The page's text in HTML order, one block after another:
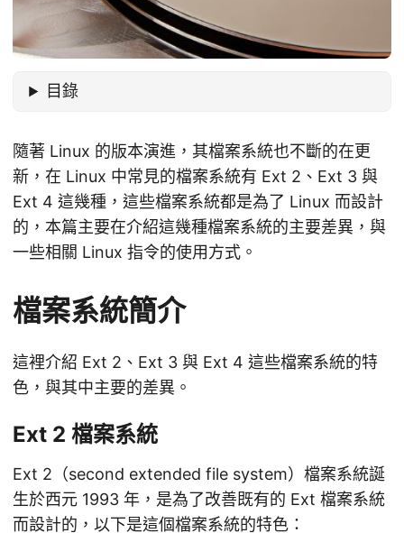
目錄
隨著 Linux 的版本演進，其檔案系統也不斷的在更
新，在 Linux 中常見的檔案系統有 Ext 2、Ext 3 與
Ext 4 這幾種，這些檔案系統都是為了 Linux 而設計
的，本篇主要在介紹這幾種檔案系統的主要差異，與
一些相關 Linux 指令的使用方式。
檔案系統簡介
這裡介紹 Ext 2、Ext 3 與 Ext 4 這些檔案系統的特
色，與其中主要的差異。
Ext 2 檔案系統
Ext 2（second extended file system）檔案系統誕
生於西元 1993 年，是為了改善既有的 Ext 檔案系統
而設計的，以下是這個檔案系統的特色：